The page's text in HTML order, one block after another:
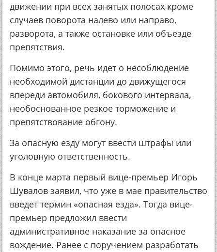
движении при всех занятых полосах кроме
случаев поворота налево или направо,
разворота, а также остановке или объезде
препятствия.
Помимо этого, речь идет о несоблюдение
необходимой дистанции до движущегося
впереди автомобиля, бокового интервала,
необоснованное резкое торможение и
препятствование обгону.
За опасную езду могут ввести штрафы или
уголовную ответственность.
В конце марта первый вице-премьер Игорь
Шувалов заявил, что уже в мае правительство
введет термин «опасная езда». Тогда вице-
премьер предложил ввести
административное наказание за опасное
вождение. Ранее с поручением разработать